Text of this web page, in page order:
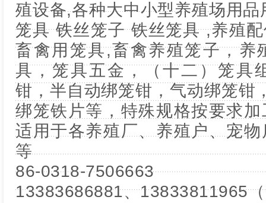
殖设备,各种大中小型养殖场用
笼具 铁丝笼子 铁丝笼具 ,养殖
畜禽用笼具,畜禽养殖笼子，养
具，笼具五金，（十二）笼具
钳，半自动绑笼钳，气动绑笼钳
绑笼铁片等，特殊规格按要求
适用于各养殖厂、养殖户、宠
等
86-0318-7506663
13383686881、13833811965